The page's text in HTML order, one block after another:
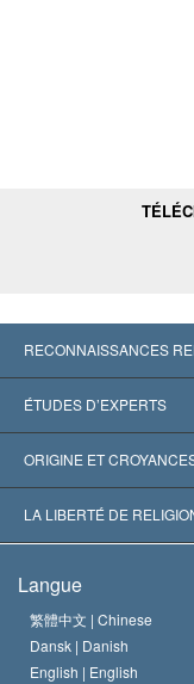
RECONNAISSANCES
États-Unis
Reconnaissances
Décisions historiques
ÉTUDES D’EXPERTS
Expertises par
Les plus grands
ORIGINE ET
L. Ron Hubbard
Le Credo de l’église
Le Code du
LA LIBERTÉ DE
Les normes
Proclamation sur la
Langue
繁體中文 | Chinese
Dansk | Danish
English | English